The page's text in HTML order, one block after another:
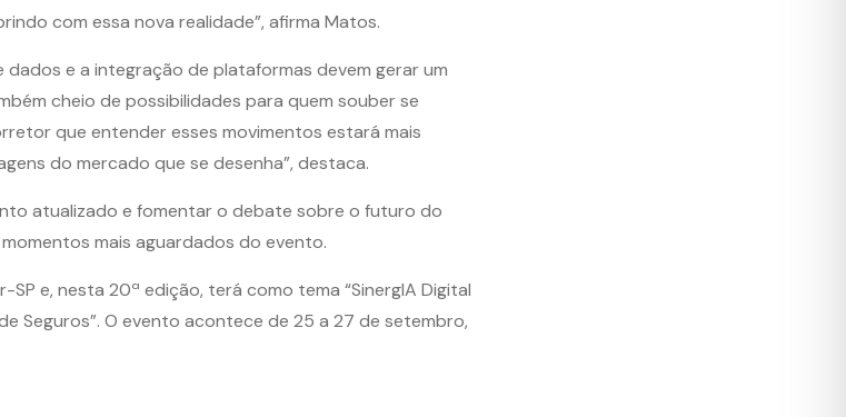
com essa nova realidade”, afirma Matos.
e a integração de plataformas devem gerar um
cheio de possibilidades para quem souber se
que entender esses movimentos estará mais
do mercado que se desenha”, destaca.
atualizado e fomentar o debate sobre o futuro do
mais aguardados do evento.
SP e, nesta 20ª edição, terá como tema “SinergIA Digital
Seguros”. O evento acontece de 25 a 27 de setembro,